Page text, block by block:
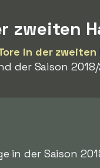
zweiten
in der zweiten
der Saison 2018/
in der Saison